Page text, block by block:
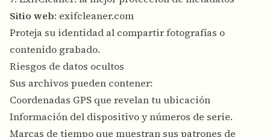
Sitio web: exifcleaner.com
Proteja su identidad al compartir fotografías o
contenido grabado.
Riesgos de datos ocultos
Sus archivos pueden contener:
Coordenadas GPS que revelan tu ubicación
Información del dispositivo y números de serie.
Marcas de tiempo que muestran sus patrones de